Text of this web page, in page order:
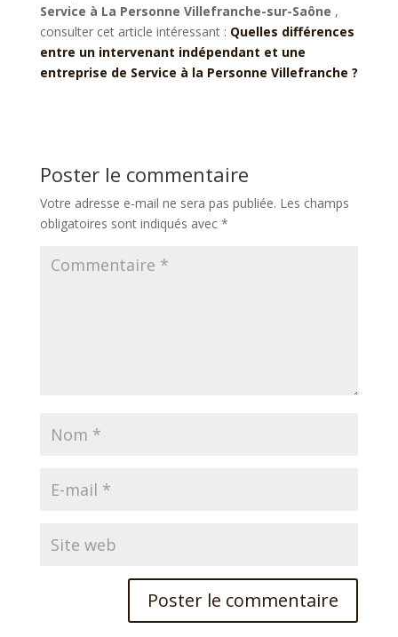
Service à La Personne Villefranche-sur-Saône ,
consulter cet article intéressant : Quelles différences
entre un intervenant indépendant et une
entreprise de Service à la Personne Villefranche ?
Poster le commentaire
Votre adresse e-mail ne sera pas publiée. Les champs
obligatoires sont indiqués avec *